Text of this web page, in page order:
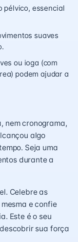
pélvico, essencial
suaves
ou ioga (com
podem ajudar a
nem cronograma,
algo
Seja uma
durante a
Celebre as
e confie
Este é o seu
sua força